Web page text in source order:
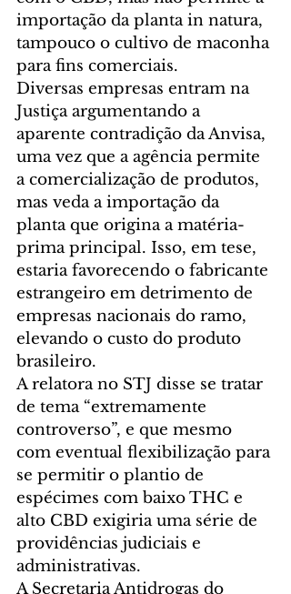
importação da planta in natura,
tampouco o cultivo de maconha
para fins comerciais.
Diversas empresas entram na
Justiça argumentando a
aparente contradição da Anvisa,
uma vez que a agência permite
a comercialização de produtos,
mas veda a importação da
planta que origina a matéria-
prima principal. Isso, em tese,
estaria favorecendo o fabricante
estrangeiro em detrimento de
empresas nacionais do ramo,
elevando o custo do produto
brasileiro.
A relatora no STJ disse se tratar
de tema “extremamente
controverso”, e que mesmo
com eventual flexibilização para
se permitir o plantio de
espécimes com baixo THC e
alto CBD exigiria uma série de
providências judiciais e
administrativas.
A Secretaria Antidrogas do